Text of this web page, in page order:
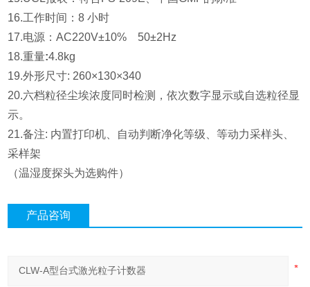
16.工作时间：8 小时
17.电源：AC220V±10% 50±2Hz
18.重量:4.8kg
19.外形尺寸: 260×130×340
20.六档粒径尘埃浓度同时检测，依次数字显示或自选粒径显
示。
21.备注: 内置打印机、自动判断净化等级、等动力采样头、
采样架
（温湿度探头为选购件）
产品咨询